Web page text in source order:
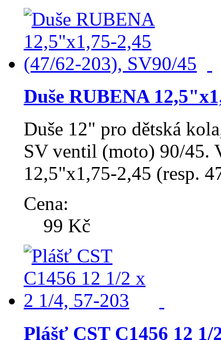
Duše RUBENA
Duše 12" pro dětská
SV ventil (moto) 90/45.
12,5"x1,75-2,45 (resp.
Cena:
99 Kč
Plášť CST C1456 12 1/